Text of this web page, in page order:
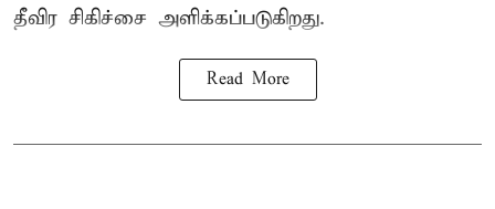
தீவிர சிகிச்சை அளிக்கப்படுகிறது.
Read More